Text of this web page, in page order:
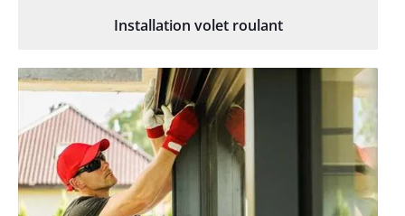
Installation volet roulant